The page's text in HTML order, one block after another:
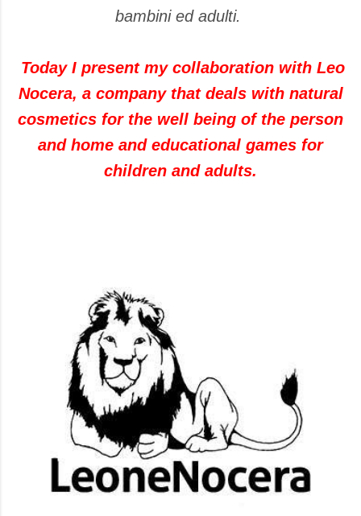
bambini ed adulti.
Today I present my collaboration with Leo
Nocera, a company that deals with natural
cosmetics for the well being of the person
and home and educational games for
children and adults.